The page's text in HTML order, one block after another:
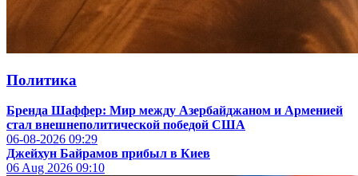
Политика
Бренда Шаффер: Мир между Азербайджаном и Арменией
стал внешнеполитической победой США
06-08-2026 09:29
Джейхун Байрамов прибыл в Киев
06 Aug 2026 09:10